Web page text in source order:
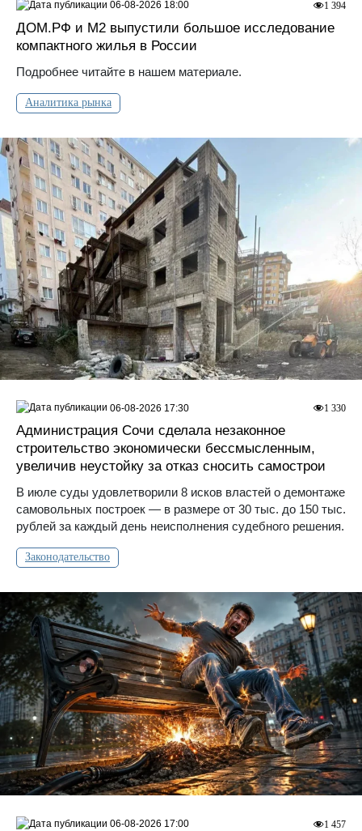
ДOМ.PФ и М2 выпустили большое исследование
компактного жилья в России
Подробнее читайте в нашем материале.
Аналитика рынка
1 394
06-08-2026 18:00
Администрация Сочи сделала незаконное
строительство экономически бессмысленным,
увеличив неустойку за отказ сносить самострои
В июле суды удовлетворили 8 исков властей о демонтаже
самовольных построек — в размере от 30 тыс. до 150 тыс.
рублей за каждый день неисполнения судебного решения.
Законодательство
1 330
06-08-2026 17:30
1 457
06-08-2026 17:00